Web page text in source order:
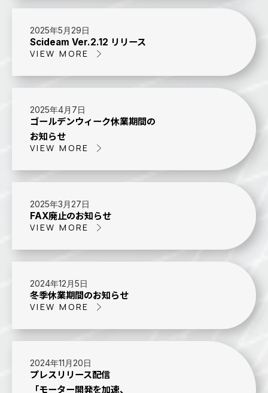
2025年5月29日
Scideam Ver.2.12 リリース
VIEW MORE
2025年4月7日
ゴールデンウィーク休業期間の
お知らせ
VIEW MORE
2025年3月27日
FAX廃止のお知らせ
VIEW MORE
2024年12月5日
冬季休業期間のお知らせ
VIEW MORE
2024年11月20日
プレスリリース配信
「モーター開発を加速、